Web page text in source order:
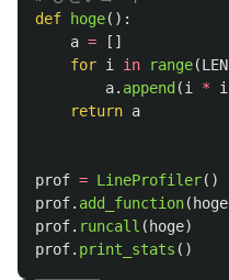
def
hoge():
a =
[]
for i in range(LEN
a. append (i * i
return a
prof = LineProfiler()
prof. add_function( hoge
prof. runcall ( hoge)
prof. print_stats ()